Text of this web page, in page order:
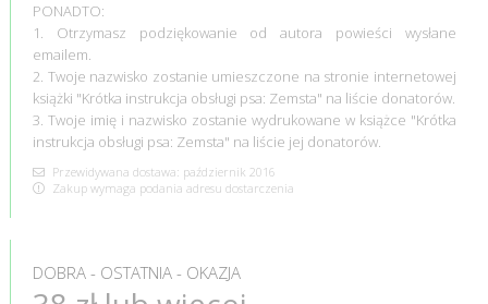
PONADTO:
1. Otrzymasz podziękowanie od autora powieści wysłane
emailem.
2. Twoje nazwisko zostanie umieszczone na stronie internetowej
książki "Krótka instrukcja obsługi psa: Zemsta" na liście donatorów.
3. Twoje imię i nazwisko zostanie wydrukowane w książce "Krótka
instrukcja obsługi psa: Zemsta" na liście jej donatorów.
Przewidywana dostawa: październik 2016
Zakup wymaga podania adresu dostarczenia
DOBRA - OSTATNIA - OKAZJA